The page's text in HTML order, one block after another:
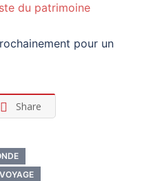
du patrimoine
pour un
Share
VOYAGE